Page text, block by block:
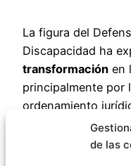
de las
La figura del
Discapacidad ha
transformación en
principalmente por
ordenamiento
Internacional
con Discapacidad.